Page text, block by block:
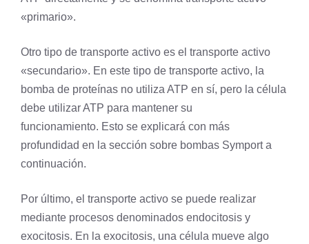
«primario».
Otro tipo de transporte activo es el transporte activo
«secundario». En este tipo de transporte activo, la
bomba de proteínas no utiliza ATP en sí, pero la célula
debe utilizar ATP para mantener su
funcionamiento. Esto se explicará con más
profundidad en la sección sobre bombas Symport a
continuación.
Por último, el transporte activo se puede realizar
mediante procesos denominados endocitosis y
exocitosis. En la exocitosis, una célula mueve algo